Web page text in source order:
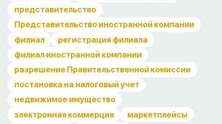
представительство
Представительство иностранной компании
филиал
регистрация филиала
филиал иностранной компании
разрешение Правительственной комиссии
постановка на налоговый учет
недвижимое имущество
электронная коммерция
маркетплейсы